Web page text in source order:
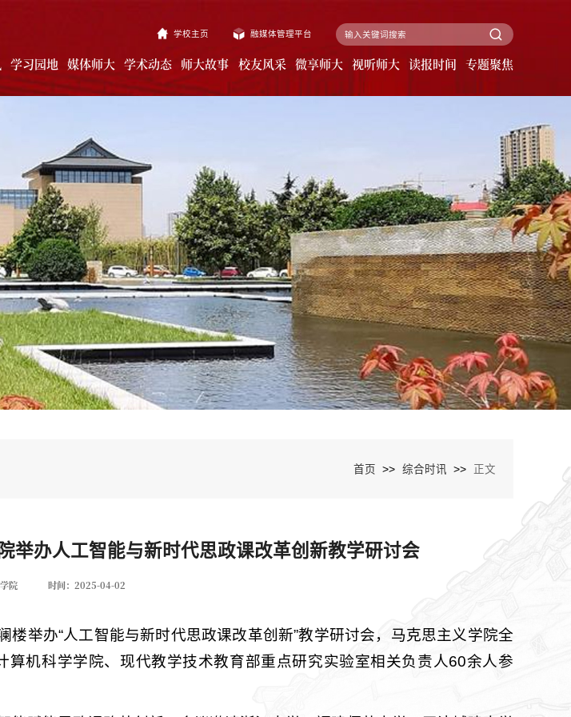
学校主页 融媒体管理平台
学习园地 媒体师大 学术动态 师大故事 校友风采 微享师大 视听师大 读报时间 专题聚焦
首页 >> 综合时讯 >> 正文
举办人工智能与新时代思政课改革创新教学研讨会
院 时间：2025-04-02
举办“人工智能与新时代思政课改革创新”教学研讨会，马克思主义学院全
机科学学院、现代教学技术教育部重点研究实验室相关负责人60余人参